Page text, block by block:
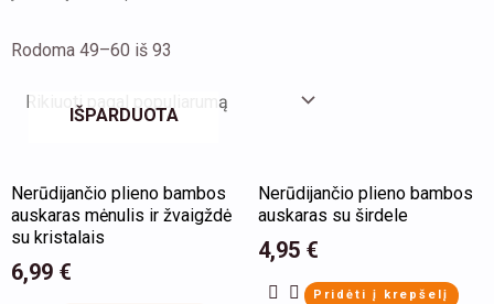
Rodoma 49–60 iš 93
IŠPARDUOTA
Nerūdijančio plieno bambos
auskaras mėnulis ir žvaigždė
su kristalais
6,99 €
Nerūdijančio plieno bambos
auskaras su širdele
4,95 €
Pridėti į krepšelį